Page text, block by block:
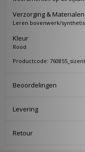
Verzorging & Materialen
Leren bovenwerk/
Kleur
Rood
Productcode: 760855_sizenl
Beoordelingen
Levering
Retour